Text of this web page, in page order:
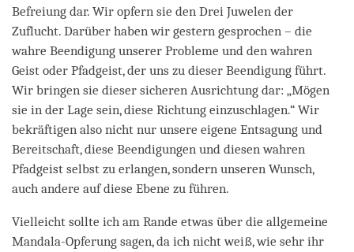
Befreiung dar. Wir opfern sie den Drei Juwelen der
Zuflucht. Darüber haben wir gestern gesprochen – die
wahre Beendigung unserer Probleme und den wahren
Geist oder Pfadgeist, der uns zu dieser Beendigung führt.
Wir bringen sie dieser sicheren Ausrichtung dar: „Mögen
sie in der Lage sein, diese Richtung einzuschlagen.“ Wir
bekräftigen also nicht nur unsere eigene Entsagung und
Bereitschaft, diese Beendigungen und diesen wahren
Pfadgeist selbst zu erlangen, sondern unseren Wunsch,
auch andere auf diese Ebene zu führen.
Vielleicht sollte ich am Rande etwas über die allgemeine
Mandala-Opferung sagen, da ich nicht weiß, wie sehr ihr